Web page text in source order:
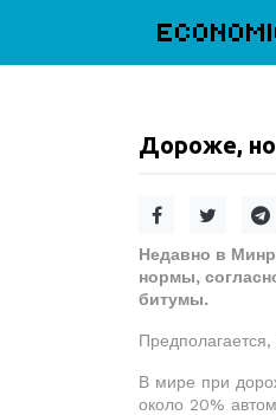
Дороже,
Недавно в
нормы,
битумы.
В мире при
около 20%